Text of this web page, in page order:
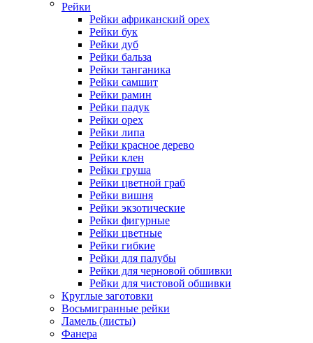
Рейки
Рейки африканский орех
Рейки бук
Рейки дуб
Рейки бальза
Рейки танганика
Рейки самшит
Рейки рамин
Рейки падук
Рейки орех
Рейки липа
Рейки красное дерево
Рейки клен
Рейки груша
Рейки цветной граб
Рейки вишня
Рейки экзотические
Рейки фигурные
Рейки цветные
Рейки гибкие
Рейки для палубы
Рейки для черновой обшивки
Рейки для чистовой обшивки
Круглые заготовки
Восьмигранные рейки
Ламель (листы)
Фанера